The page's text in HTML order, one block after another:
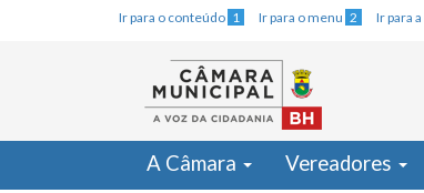
Ir para o conteúdo 1 Ir para o menu 2 Ir para
A Câmara Vereadores